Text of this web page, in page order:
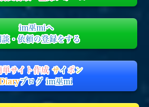
im巫miへ
談・依頼の登録をする
単サイト作成サイポン
Diaryブログ im巫mi